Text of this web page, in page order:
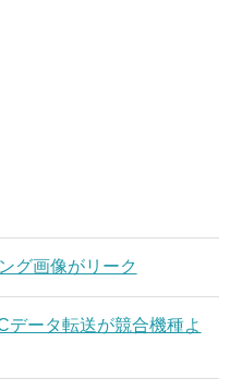
グ画像がリーク
ータ転送が競合機種よ